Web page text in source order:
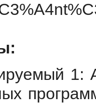
1: